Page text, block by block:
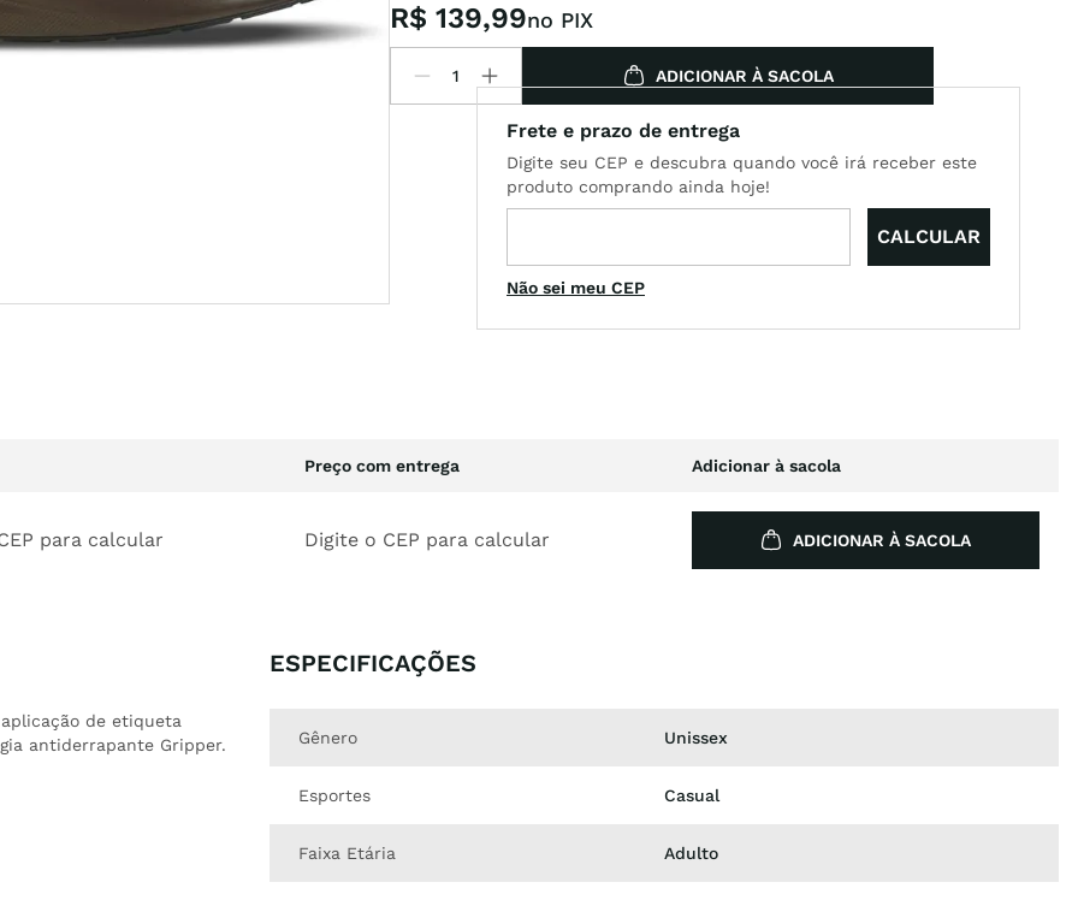
R$ 139,99no PIX
ADICIONAR À SACOLA
Não sei meu CEP
Preço com entrega Adicionar à sacola
para calcular Digite o CEP para calcular ADICIONAR À SACOLA
de etiqueta
antiderrapante Gripper.
ESPECIFICAÇÕES
Gênero Unissex
Esportes Casual
Faixa Etária Adulto